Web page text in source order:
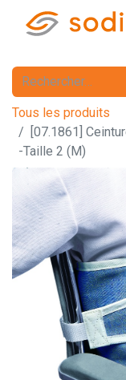
Tous les produits
[07.1861]
-Taille 2 (M)